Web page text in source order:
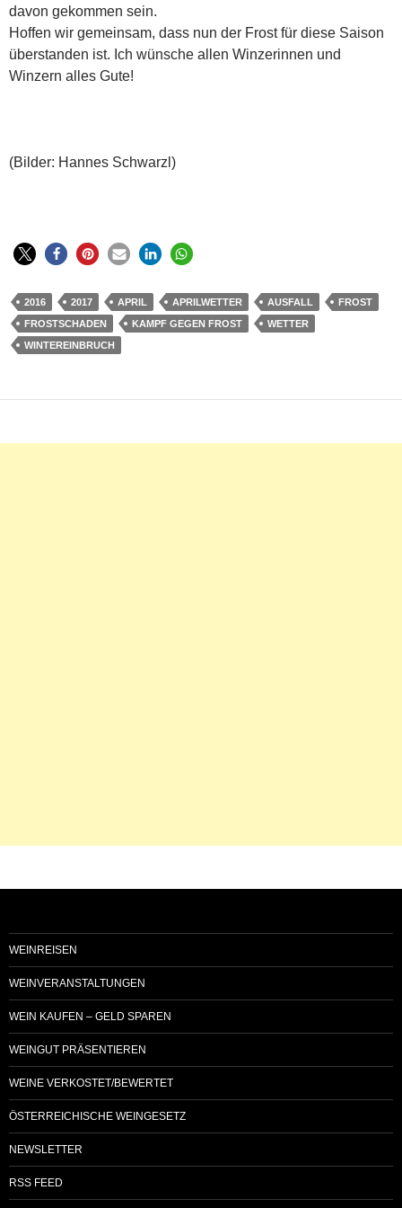
davon gekommen sein.
Hoffen wir gemeinsam, dass nun der Frost für diese Saison
überstanden ist. Ich wünsche allen Winzerinnen und
Winzern alles Gute!
(Bilder: Hannes Schwarzl)
2016 2017 APRIL APRILWETTER AUSFALL
FROST
FROSTSCHADEN
KAMPF GEGEN FROST
WETTER
WINTEREINBRUCH
WEINREISEN
WEINVERANSTALTUNGEN
WEIN KAUFEN – GELD SPAREN
WEINGUT PRÄSENTIEREN
WEINE VERKOSTET/BEWERTET
ÖSTERREICHISCHE WEINGESETZ
NEWSLETTER
RSS FEED